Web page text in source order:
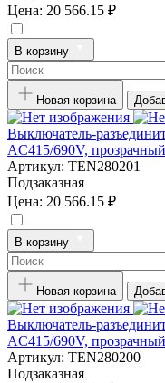
Цена: 20 566.15 ₽
В корзину
Новая корзина
Выключатель-
AC415/690V,
Артикул: TEN280201
Подзаказная
Цена: 20 566.15 ₽
В корзину
Новая корзина
Выключатель-
AC415/690V,
Артикул: TEN280200
Подзаказная